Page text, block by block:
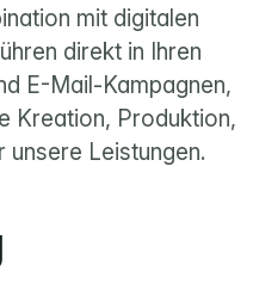
mit digitalen
direkt in Ihren
E-Mail-Kampagnen,
Kreation, Produktion,
unsere Leistungen.